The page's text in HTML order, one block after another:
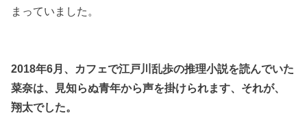
まっていました。
2018年6月、カフェで江戸川乱歩の推理小説を読んでいた
菜奈は、見知らぬ青年から声を掛けられます、それが、
翔太でした。